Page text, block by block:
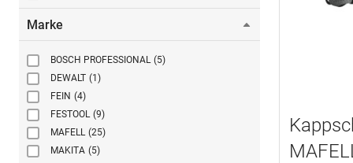
Marke
BOSCH PROFESSIONAL (5)
DEWALT (1)
FEIN (4)
FESTOOL (9)
MAFELL (25)
MAKITA (5)